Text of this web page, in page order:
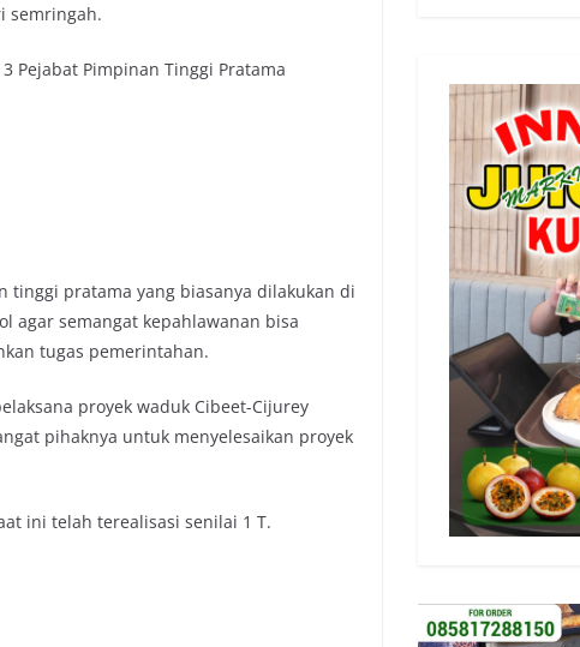
semringah.
Pejabat Pimpinan Tinggi Pratama
tinggi pratama yang biasanya dilakukan di
agar semangat kepahlawanan bisa
tugas pemerintahan.
proyek waduk Cibeet-Cijurey
pihaknya untuk menyelesaikan proyek
ini telah terealisasi senilai 1 T.